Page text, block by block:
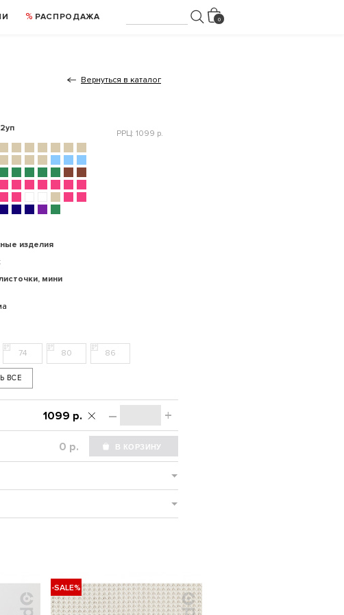
РАСПРОДАЖА
Вернуться в каталог
изделия
мини
РРЦ: 1099 р.
74 80 86
ВСЕ
– +
1099 р.
р.
-SALE%